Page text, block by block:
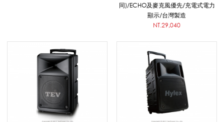
W
同)/ECHO及麥克風優先/充電式電力
顯示/台灣製造
NT.29,040